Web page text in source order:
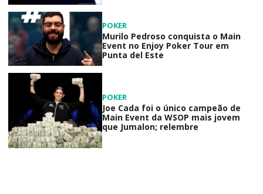
POKER
Murilo Pedroso conquista o Main
Event no Enjoy Poker Tour em
Punta del Este
POKER
Joe Cada foi o único campeão de
Main Event da WSOP mais jovem
que Jumalon; relembre